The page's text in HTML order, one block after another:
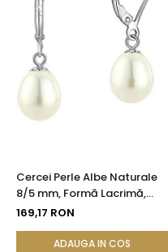
Cercei Perle Albe Naturale
8/5 mm, Formă Lacrimă,
Tortiță Închisă, Argint 925 |
169,17 RON
ADAUGA IN COS